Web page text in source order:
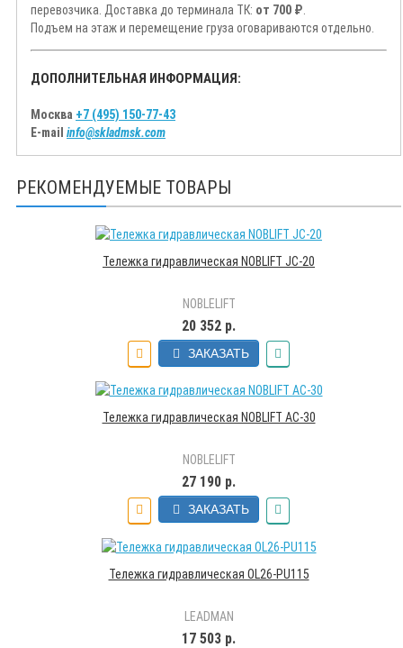
перевозчика. Доставка до терминала ТК: от 700 ₽
Подъем на этаж и перемещение груза оговариваются отдельно.
ДОПОЛНИТЕЛЬНАЯ ИНФОРМАЦИЯ:
Москва +7 (495) 150-77-43
E-mail info@skladmsk.com
РЕКОМЕНДУЕМЫЕ ТОВАРЫ
Тележка гидравлическая NOBLIFT JC-20
NOBLELIFT
20 352 р.
ЗАКАЗАТЬ
Тележка гидравлическая NOBLIFT AC-30
NOBLELIFT
27 190 р.
ЗАКАЗАТЬ
Тележка гидравлическая OL26-PU115
LEADMAN
17 503 р.